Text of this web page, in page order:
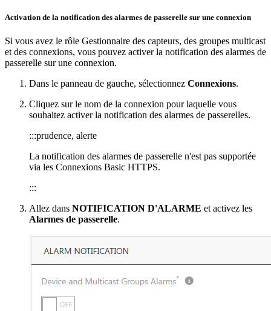
Activation de la notification des alarmes de passerelle sur une connexion
Si vous avez le rôle Gestionnaire des capteurs, des groupes multicast
et des connexions, vous pouvez activer la notification des alarmes de
passerelle sur une connexion.
Dans le panneau de gauche, sélectionnez Connexions.
Cliquez sur le nom de la connexion pour laquelle vous
souhaitez activer la notification des alarmes de passerelles.
:::prudence, alerte
La notification des alarmes de passerelle n'est pas supportée
via les Connexions Basic HTTPS.
:::
Allez dans NOTIFICATION D'ALARME et activez les
Alarmes de passerelle.